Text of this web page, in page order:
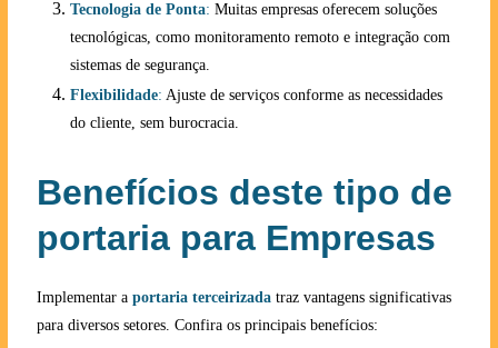
Tecnologia de Ponta: Muitas empresas oferecem soluções
tecnológicas, como monitoramento remoto e integração com
sistemas de segurança.
Flexibilidade: Ajuste de serviços conforme as necessidades
do cliente, sem burocracia.
Benefícios deste tipo de
portaria para Empresas
Implementar a portaria terceirizadatraz vantagens significativas
para diversos setores. Confira os principais benefícios: